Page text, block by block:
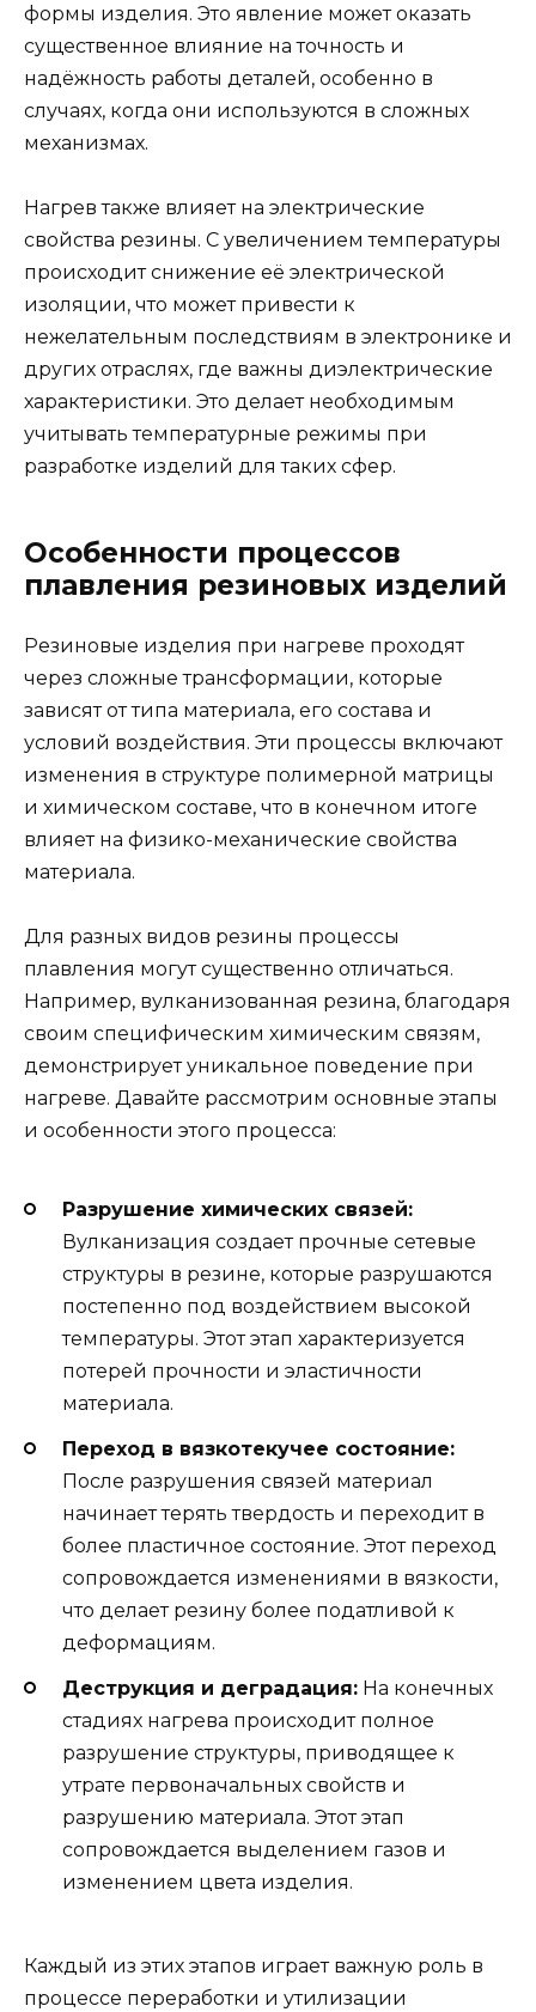
формы изделия. Это явление может оказать
существенное влияние на точность и
надёжность работы деталей, особенно в
случаях, когда они используются в сложных
механизмах.
Нагрев также влияет на электрические
свойства резины. С увеличением температуры
происходит снижение её электрической
изоляции, что может привести к
нежелательным последствиям в электронике и
других отраслях, где важны диэлектрические
характеристики. Это делает необходимым
учитывать температурные режимы при
разработке изделий для таких сфер.
Особенности процессов
плавления резиновых изделий
Резиновые изделия при нагреве проходят
через сложные трансформации, которые
зависят от типа материала, его состава и
условий воздействия. Эти процессы включают
изменения в структуре полимерной матрицы
и химическом составе, что в конечном итоге
влияет на физико-механические свойства
материала.
Для разных видов резины процессы
плавления могут существенно отличаться.
Например, вулканизованная резина, благодаря
своим специфическим химическим связям,
демонстрирует уникальное поведение при
нагреве. Давайте рассмотрим основные этапы
и особенности этого процесса:
Разрушение химических связей:
Вулканизация создает прочные сетевые
структуры в резине, которые разрушаются
постепенно под воздействием высокой
температуры. Этот этап характеризуется
потерей прочности и эластичности
материала.
Переход в вязкотекучее состояние:
После разрушения связей материал
начинает терять твердость и переходит в
более пластичное состояние. Этот переход
сопровождается изменениями в вязкости,
что делает резину более податливой к
деформациям.
Деструкция и деградация: На конечных
стадиях нагрева происходит полное
разрушение структуры, приводящее к
утрате первоначальных свойств и
разрушению материала. Этот этап
сопровождается выделением газов и
изменением цвета изделия.
Каждый из этих этапов играет важную роль в
процессе переработки и утилизации